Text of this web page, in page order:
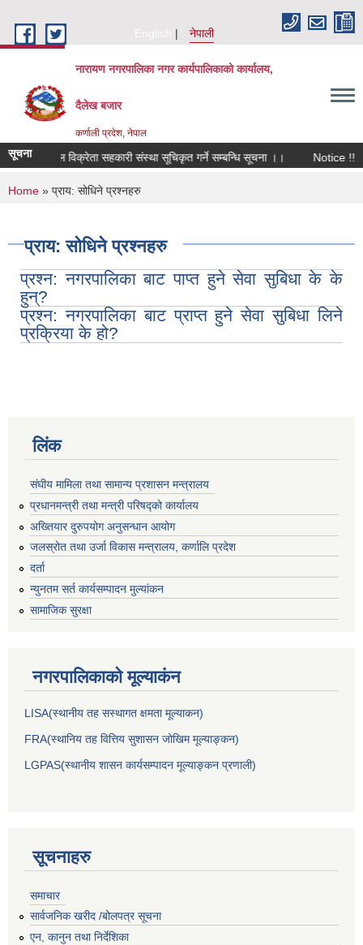
English
नेपाली
नारायण नगरपालिका नगर कार्यपालिकाको कार्यालय,
दैलेख बजार
कर्णाली प्रदेश, नेपाल
सूचना मल विक्रेता सहकारी संस्था सूचिकृत गर्ने सम्बन्धि सूचना ।। Notice !!
You are here
Home » प्राय: सोधिने प्रश्नहरु
प्राय: सोधिने प्रश्नहरु
प्रश्न: नगरपालिका बाट पाप्त हुने सेवा सुबिधा के के
हुन्?
प्रश्न: नगरपालिका बाट प्राप्त हुने सेवा सुबिधा लिने
प्रक्रिया के हो?
लिंक
संघीय मामिला तथा सामान्य प्रशासन मन्त्रालय
प्रधानमन्त्री तथा मन्त्री परिषद्को कार्यालय
अख्तियार दुरुपयोग अनुसन्धान आयोग
जलस्रोत तथा उर्जा विकास मन्त्रालय, कर्णालि प्रदेश
दर्ता
न्युनतम सर्त कार्यसम्पादन मुल्यांकन
सामाजिक सुरक्षा
नगरपालिकाकाे मूल्याकंन
LISA(स्थानीय तह सस्थागत क्षमता मूल्याक‌न)
FRA(स्थानिय तह वित्तिय सुशासन जोखिम मूल्याङ्कन)
LGPAS(स्थानीय शासन कार्यसम्पादन मूल्याङ्कन प्रणाली)
सूचनाहरु
समाचार
सार्वजनिक खरीद /बोलपत्र सूचना
एन, कानुन तथा निर्देशिका